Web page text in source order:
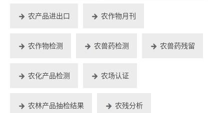
农产品进出口 农作物月刊
农作物检测 农兽药检测 农兽药残留
农化产品检测 农场认证
农林产品抽检结果 农残分析